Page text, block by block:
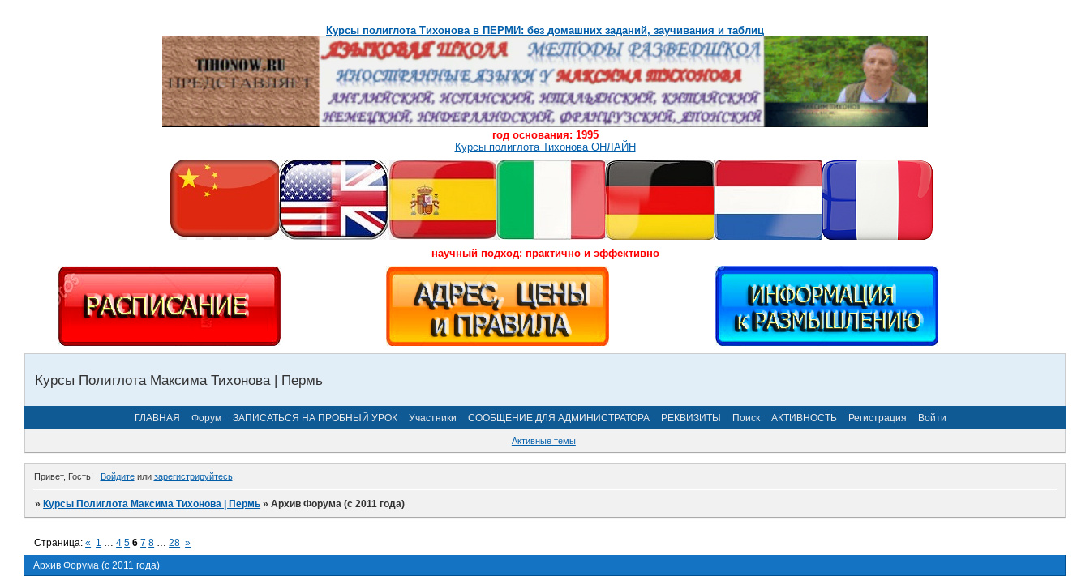
Курсы полиглота Тихонова в ПЕРМИ: без домашних заданий, заучивания и таблиц
год основания: 1995
Курсы полиглота Тихонова ОНЛАЙН
научный подход: практично и эффективно
Курсы Полиглота Максима Тихонова | Пермь
ГЛАВНАЯ Форум ЗАПИСАТЬСЯ НА ПРОБНЫЙ УРОК Участники СООБЩЕНИЕ ДЛЯ АДМИНИСТРАТОРА РЕКВИЗИТЫ Поиск АКТИВНОСТЬ Регистрация Войти
Активные темы
Привет, Гость! Войдитеили зарегистрируйтесь.
»Курсы Полиглота Максима Тихонова | Пермь »Архив Форума (с 2011 года)
Архив Форума (с 2011 года)
Страница:« 1 … 4 5 6 7 8 … 28 »